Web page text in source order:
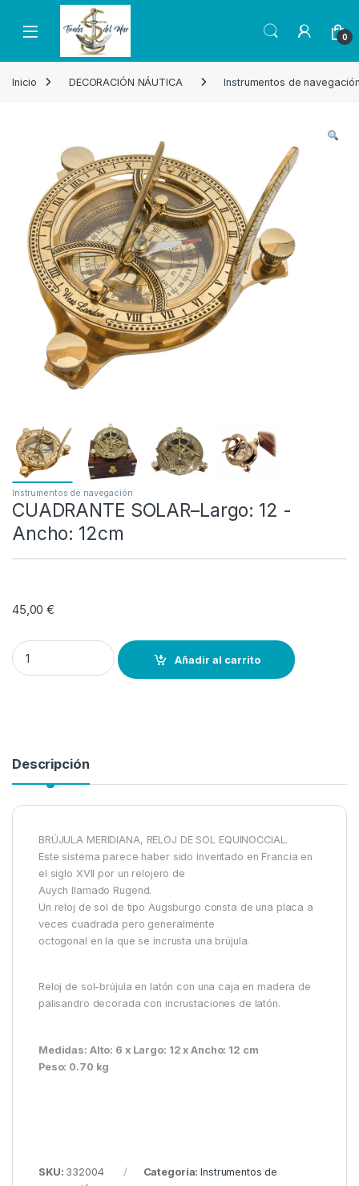
Skip to navigation
Skip to content
Open 0
Inicio DECORACIÓN NÁUTICA Instrumentos de
Instrumentos de navegación
CUADRANTE SOLAR–Largo: 12 -
Ancho: 12cm
45,00€
CUADRANTE SOLAR--Largo: 12 -Ancho: 12cm quantity
Añadir al carrito
Descripción
BRÚJULA MERIDIANA, RELOJ DE SOL EQUINOCCIAL.
Este sistema parece haber sido inventado en Francia en
el siglo XVII por un relojero de
Auych llamado Rugend.
Un reloj de sol de tipo Augsburgo consta de una placa a
veces cuadrada pero generalmente
octogonal en la que se incrusta una brújula.
Reloj de sol-brújula en latón con una caja en madera de
palisandro decorada con incrustaciones de latón.
Medidas: Alto: 6 x Largo: 12 x Ancho: 12 cm
Peso: 0.70 kg
SKU: 332004 Categoría:Instrumentos de